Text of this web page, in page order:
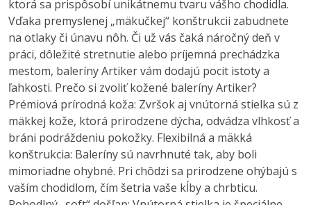
ktorá sa prispôsobí unikátnemu tvaru vášho chodidla.
Vďaka premyslenej „mäkučkej“ konštrukcii zabudnete
na otlaky či únavu nôh. Či už vás čaká náročný deň v
práci, dôležité stretnutie alebo príjemná prechádzka
mestom, baleríny Artiker vám dodajú pocit istoty a
ľahkosti. Prečo si zvoliť kožené baleríny Artiker?
Prémiová prírodná koža: Zvršok aj vnútorná stielka sú z
mäkkej kože, ktorá prirodzene dýcha, odvádza vlhkosť a
bráni podráždeniu pokožky. Flexibilná a mäkká
konštrukcia: Baleríny sú navrhnuté tak, aby boli
mimoriadne ohybné. Pri chôdzi sa prirodzene ohýbajú s
vaším chodidlom, čím šetria vaše kĺby a chrbticu.